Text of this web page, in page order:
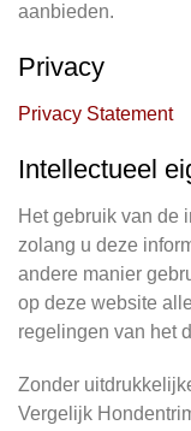
aanbieden.
Privacy
Privacy Statement
Intellectueel
Het gebruik van de
zolang u deze
andere manier
op deze website
regelingen van het
Zonder
Vergelijk